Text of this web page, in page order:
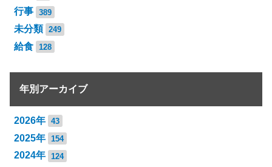
行事 389
未分類 249
給食 128
年別アーカイブ
2026年 43
2025年 154
2024年 124